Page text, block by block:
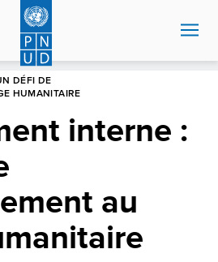
DÉFI DE
HUMANITAIRE
interne :
au